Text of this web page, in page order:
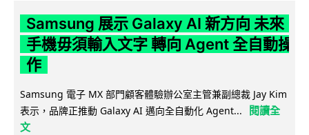
Samsung 展示 Galaxy AI 新方向 未來
手機毋須輸入文字 轉向 Agent 全自動操
作
Samsung 電子 MX 部門顧客體驗辦公室主管兼副總裁 Jay Kim
表示，品牌正推動 Galaxy AI 邁向全自動化 Agent...
閱讀全
文